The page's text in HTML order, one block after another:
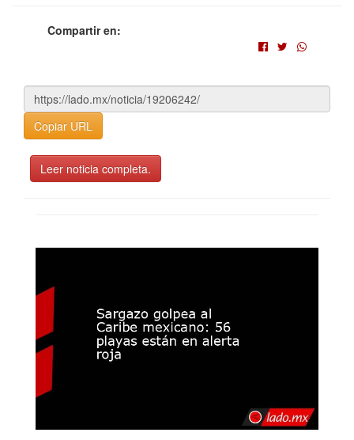
Compartir en:
Copiar URL
Leer noticia completa.